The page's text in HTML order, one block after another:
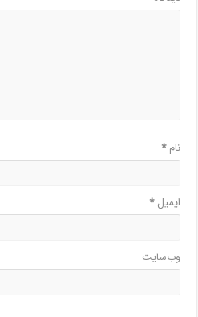
نام*
ایمیل*
وب‌سایت